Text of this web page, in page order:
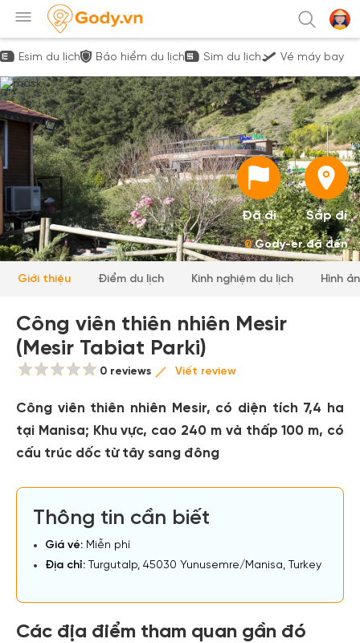
Esim du lịch Bảo hiểm du lịch Sim du lịch Vé máy bay
Đã đi Sắp đi
0Gody-er đã đến
Giới thiệu Điểm du lịch Kinh nghiệm du lịch Hình
Công viên thiên nhiên Mesir
(Mesir Tabiat Parki)
0 reviews Viết review
Công viên thiên nhiên Mesir, có diện tích 7,4 ha
tại Manisa; Khu vực, cao 240 m và thấp 100 m, có
cấu trúc dốc từ tây sang đông
Thông tin cần biết
Giá vé: Miễn phí
Địa chỉ: Turgutalp, 45030 Yunusemre/Manisa, Turkey
Các địa điểm tham quan gần đó